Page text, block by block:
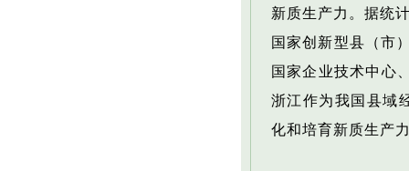
新质生产力。据统
国家创新型县（市
国家企业技术中心
浙江作为我国县域
化和培育新质生产